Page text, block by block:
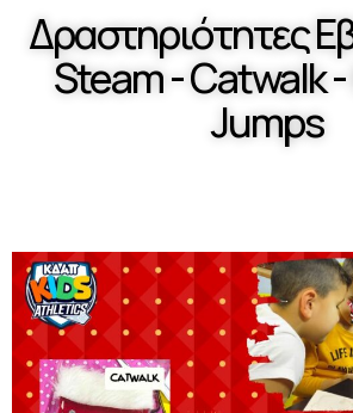
Δραστηριότητες
Steam - Catwalk
Jumps